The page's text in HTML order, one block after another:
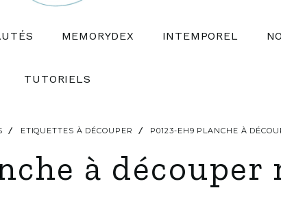
MEMORYDEX INTEMPOREL
TUTORIELS
ETIQUETTES À DÉCOUPER P0123-EH9 PLANCHE À
à découper